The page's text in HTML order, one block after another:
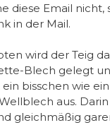
diese Email nicht,
in der Mail.
wird der Teig
Blech gelegt
bisschen wie ein
aus. Darin
gleichmäßig